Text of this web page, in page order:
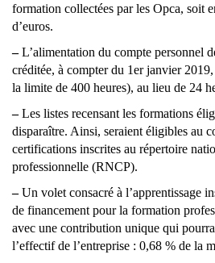
formation collectées par les Opca, soit
d’euros.
–L’alimentation du compte personnel
créditée, à compter du 1er janvier
la limite de 400 heures), au lieu de 24
–Les listes recensant les formations
disparaître. Ainsi, seraient éligibles au
certifications inscrites au répertoire
professionnelle (RNCP).
–Un volet consacré à l’apprentissage
de financement pour la formation
avec une contribution unique qui
l’effectif de l’entreprise : 0,68 % de la